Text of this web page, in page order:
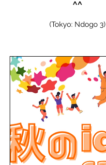
^^
(Tokyo: Ndogo 3)